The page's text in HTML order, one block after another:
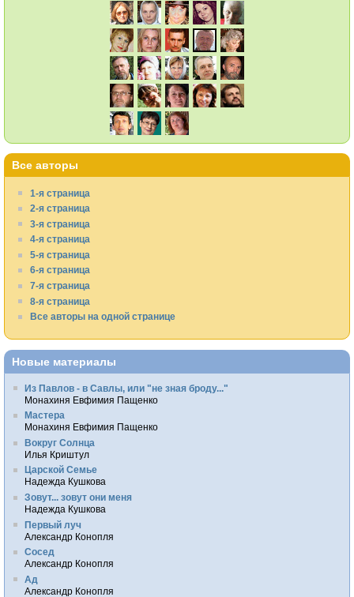
Все авторы
1-я страница
2-я страница
3-я страница
4-я страница
5-я страница
6-я страница
7-я страница
8-я страница
Все авторы на одной странице
Новые материалы
Из Павлов - в Савлы, или "не зная броду..."
Монахиня Евфимия Пащенко
Мастера
Монахиня Евфимия Пащенко
Вокруг Солнца
Илья Криштул
Царской Семье
Надежда Кушкова
Зовут... зовут они меня
Надежда Кушкова
Первый луч
Александр Конопля
Сосед
Александр Конопля
Ад
Александр Конопля